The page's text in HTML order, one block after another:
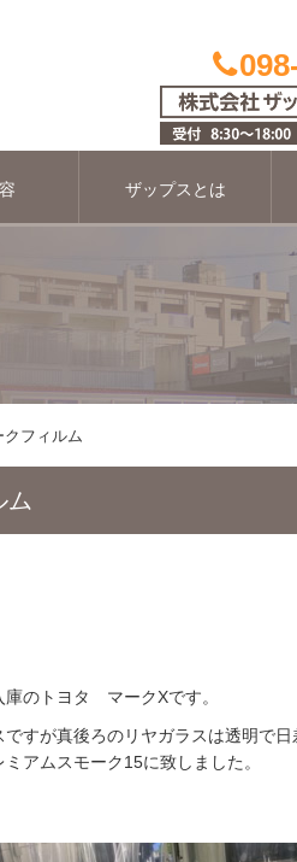
ザップスとは
フィルム
ム
のトヨタ マークXです。
すが真後ろのリヤガラスは透明で
アムスモーク15に致しました。